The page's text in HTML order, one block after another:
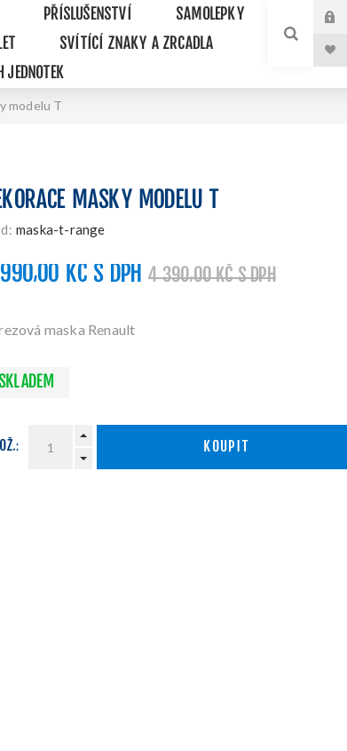
PŘÍSLUŠENSTVÍ
SAMOLEPKY
SVÍTÍCÍ ZNAKY A ZRCADLA
JEDNOTEK
modelu T
MASKY MODELU T
maska-t-range
KČ S DPH 4 390,00 KČ S DPH
maska Renault
SKLADEM
KOUPIT